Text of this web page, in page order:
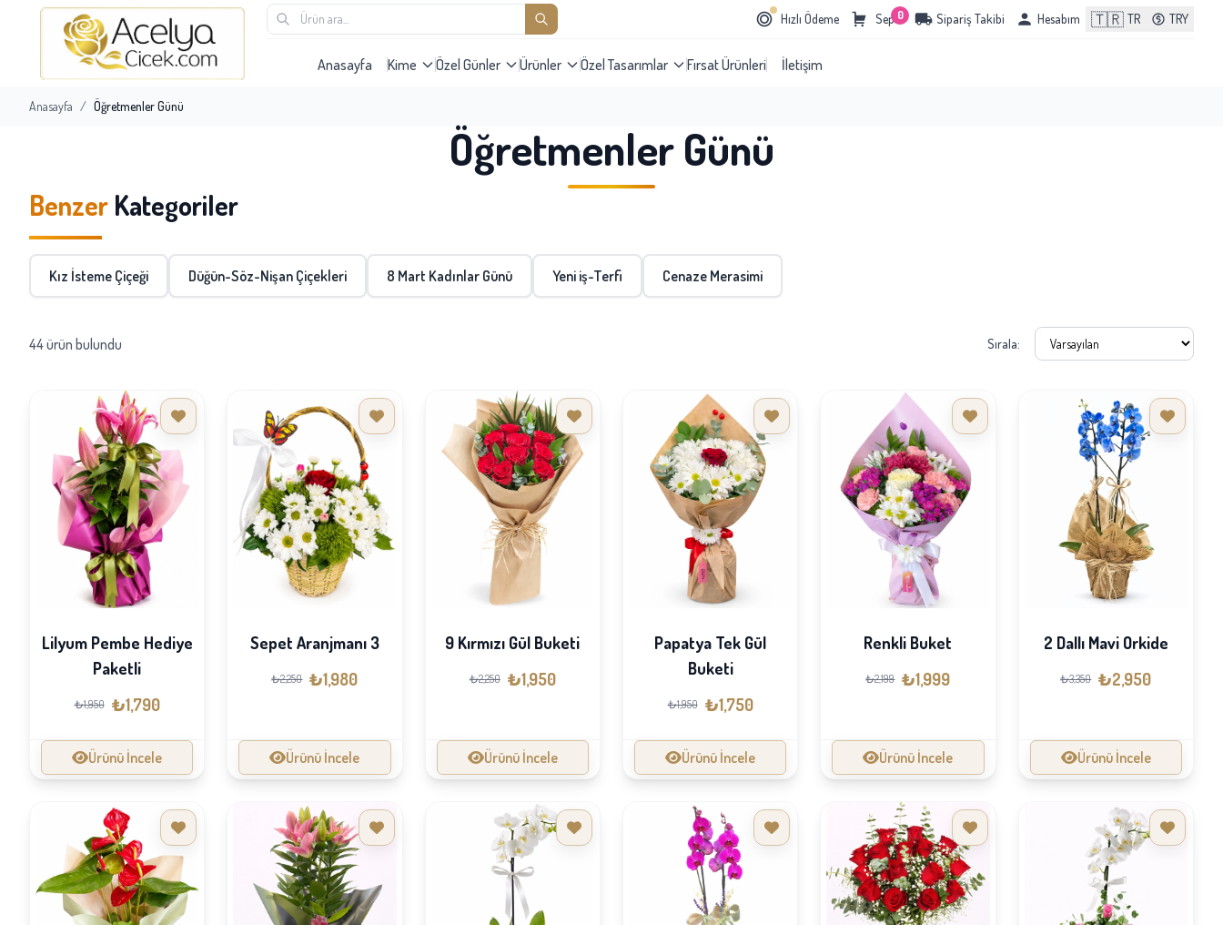
Hızlı Ödeme Sepet
0 Sipariş Takibi Hesabım 🇹🇷 TR TRY
Anasayfa Kime Özel Günler Ürünler Özel Tasarımlar Fırsat Ürünleri İletişim
Anasayfa / Öğretmenler Günü
Öğretmenler Günü
Benzer Kategoriler
Kız İsteme Çiçeği Düğün-Söz-Nişan Çiçekleri 8 Mart Kadınlar Günü Yeni iş-Terfi Cenaze Merasimi
44 ürün bulundu Sırala:
Lilyum Pembe Hediye
Paketli
₺1,950 ₺1,790
Ürünü İncele
Sepet Aranjmanı 3
₺2,250 ₺1,980
Ürünü İncele
9 Kırmızı Gül Buketi
₺2,250 ₺1,950
Ürünü İncele
Papatya Tek Gül
Buketi
₺1,950 ₺1,750
Ürünü İncele
Renkli Buket
₺2,199 ₺1,999
Ürünü İncele
2 Dallı Mavi Orkide
₺3,350 ₺2,950
Ürünü İncele